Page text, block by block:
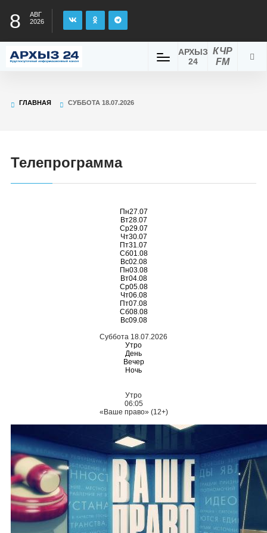
8
АВГ
2026
КЧР
FM
АРХЫЗ
24
ГЛАВНАЯ СУББОТА 18.07.2026
Телепрограмма
Пн27.07
Вт28.07
Ср29.07
Чт30.07
Пт31.07
Сб01.08
Вс02.08
Пн03.08
Вт04.08
Ср05.08
Чт06.08
Пт07.08
Сб08.08
Вс09.08
Суббота 18.07.2026
Утро
День
Вечер
Ночь
Утро
06:05
«Ваше право» (12+)